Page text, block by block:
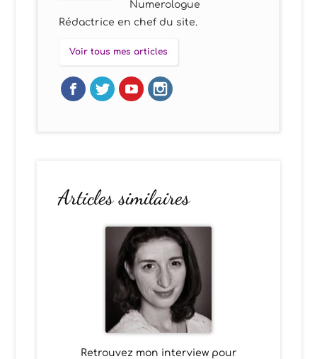
Numerologue
Rédactrice en chef du site.
Voir tous mes articles
Articles similaires
Retrouvez mon interview pour